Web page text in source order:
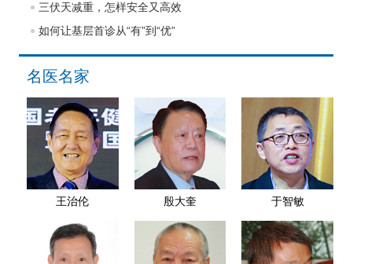
三伏天减重，怎样安全又高效
如何让基层首诊从“有”到“优”
名医名家
王治伦 殷大奎 于智敏